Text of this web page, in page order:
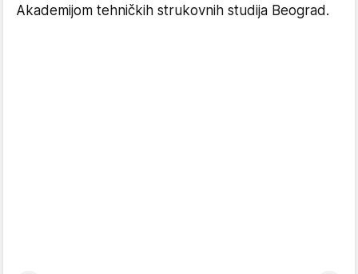
Akademijom tehničkih strukovnih studija Beograd.